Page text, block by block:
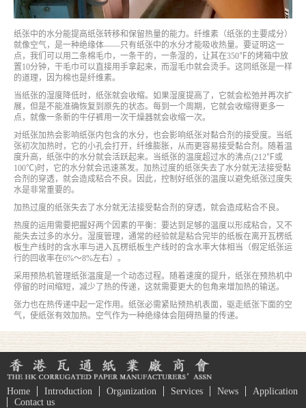
纸张中的水分能提高纸张转移和保留热量的能力。纤维素（纸张的主要成分）
就像空气，是一种绝缘体——只有纸张中的水分才能吸收热量。要证明这一
点，我们可以用二条棉毛巾，一条干的，一条湿的，让其在350℉的烤箱中放
置10分钟，干毛巾可以直接用手拿起来，而湿毛巾就会烫手。这同纸张是一样
的道理，因为棉也是纤维素。
当纸张的湿度降低时，纸张就会收缩。如果湿度提高了，它就会松弛并再次扩
展，但是不能准确恢复到原先的状态。每到一个周期，它就会收缩得更多一
点，就像一条新的牛仔裤用一次干燥器就会收缩一次。
对纸张加热会影响纸张内包含的水分，也会影响纸张对黏合剂的接受度。当纸
张初次加热时，它的小孔会打开，纤维膨胀，从而更容易接受黏合剂。随着温
度升高，纸张中的水分就会活跃起来。当纸张的温度超过水的沸点(212℉或
100℃)时，它的水分就会迅速蒸发。加热过度的纸张失去了水分就无法接受黏
合剂的穿透，就会造成粘合不良。因此，控制好纸张的温度以避免纸张过度失
水是非常重要的。
加热过度的纸张失去了水分就无法接受黏合剂的穿透，就会造成粘合不良。
热度的运用需要把握好两个因素的平衡：要达到足够的温度以形成粘合，又不
能失去过多的水分。湿度管理，通常的经验就是粘合完毕的纸板在离开瓦楞纸
板生产线时的含水率与进入瓦楞纸板生产线时的含水率大体相当（假定纸张运
行的回收率在6%～8%左右）。
采用预热机管理纸张温度是一个动态过程。随着速度的提升，纸张在预热机中
停留的时间缩短，减少了热的传递，这就需要更大的包角来增加热的输送。
张力也在热传递中起一定作用。纸张必需紧贴预热机表面，驱走纸张下面的空
气，使纸张有效加热。空气作为一种绝缘体会阻碍热量的传递。
Home Introduction Organization Services News
Application
Contact us